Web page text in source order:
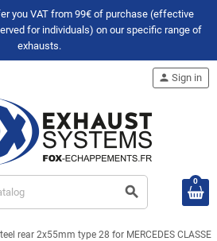
you VAT from 99€ of purchase (effective
for individuals) on our specific range of
exhausts.
search
person Sign in
0
rear 2x55mm type 28 for MERCEDES CLASSE